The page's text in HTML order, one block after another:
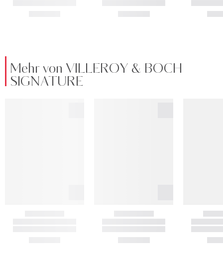
Mehr von VILLEROY & BOCH
SIGNATURE